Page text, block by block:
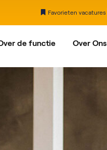
Favorieten vacatures
Giessendam
de functie Over Ons